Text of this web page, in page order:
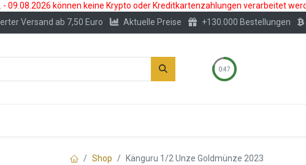
können keine Krypto oder Kreditkartenzahlungen verarbeitet
Versand ab 7,50 Euro Aktuelle Preise +130.000 Bestellungen
0:46
Shop Känguru 1/2 Unze Goldmünze 2023